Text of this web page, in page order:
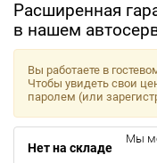
Расширенная
в нашем
Вы работаете в
Чтобы увидеть свои
паролем (или
Нет на складе
Мы